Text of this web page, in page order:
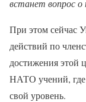
встанет вопрос
При этом сейчас
действий по
достижения этой
НАТО учений, где
свой уровень.